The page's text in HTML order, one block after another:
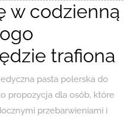
w codzienną
trafiona
pasta polerska do
propozycja dla osób, które
przebarwieniami i